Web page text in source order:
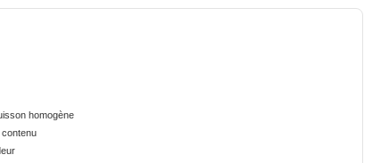
homogène